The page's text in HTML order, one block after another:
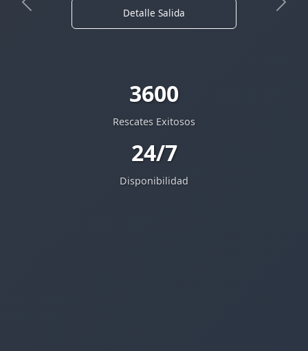
Detalle Salida
3600
Rescates Exitosos
24/7
Disponibilidad
Anterior